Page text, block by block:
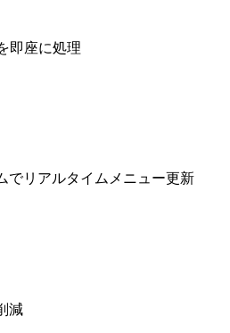
即座に処理
でリアルタイムメニュー更新
減